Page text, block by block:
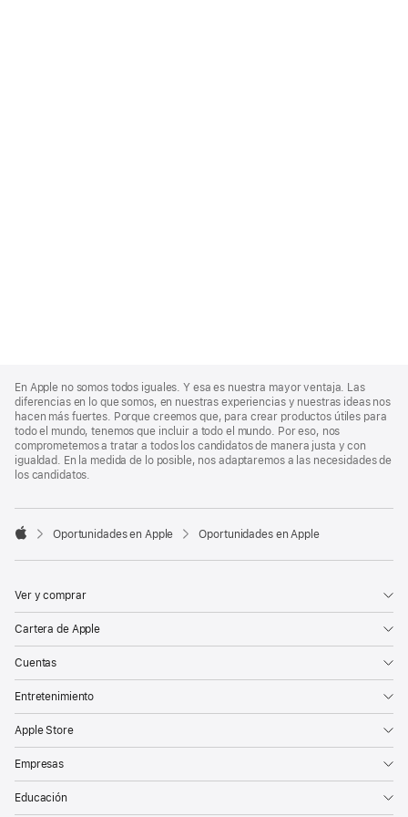
Footer
En Apple no somos todos iguales. Y esa es nuestra mayor ventaja. Las
diferencias en lo que somos, en nuestras experiencias y nuestras ideas nos
hacen más fuertes. Porque creemos que, para crear productos útiles para
todo el mundo, tenemos que incluir a todo el mundo. Por eso, nos
comprometemos a tratar a todos los candidatos de manera justa y con
igualdad. En la medida de lo posible, nos adaptaremos a las necesidades de
los candidatos.

Oportunidades en Apple Oportunidades en Apple
Ver y comprar
Cartera de Apple
Cuentas
Entretenimiento
Apple Store
Empresas
Educación